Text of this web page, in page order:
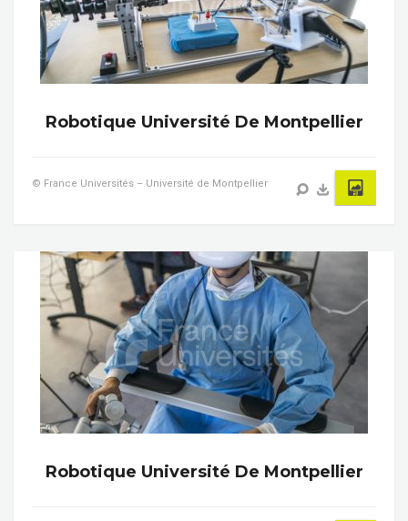
Robotique Université De Montpellier
© France Universités – Université de Montpellier
Robotique Université De Montpellier